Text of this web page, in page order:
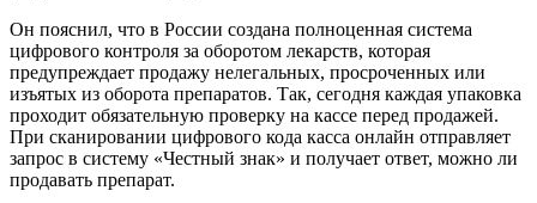
Он пояснил, что в России создана полноценная система
цифрового контроля за оборотом лекарств, которая
предупреждает продажу нелегальных, просроченных или
изъятых из оборота препаратов. Так, сегодня каждая упаковка
проходит обязательную проверку на кассе перед продажей.
При сканировании цифрового кода касса онлайн отправляет
запрос в систему «Честный знак» и получает ответ, можно ли
продавать препарат.